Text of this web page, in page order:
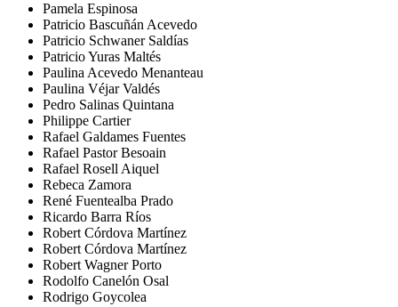
Pamela Espinosa
Patricio Bascuñán Acevedo
Patricio Schwaner Saldías
Patricio Yuras Maltés
Paulina Acevedo Menanteau
Paulina Véjar Valdés
Pedro Salinas Quintana
Philippe Cartier
Rafael Galdames Fuentes
Rafael Pastor Besoain
Rafael Rosell Aiquel
Rebeca Zamora
René Fuentealba Prado
Ricardo Barra Ríos
Robert Córdova Martínez
Robert Córdova Martínez
Robert Wagner Porto
Rodolfo Canelón Osal
Rodrigo Goycolea